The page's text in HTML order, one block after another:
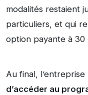
modalités restaient
particuliers, et qui
option payante à 30
Au final,
d’accéder au